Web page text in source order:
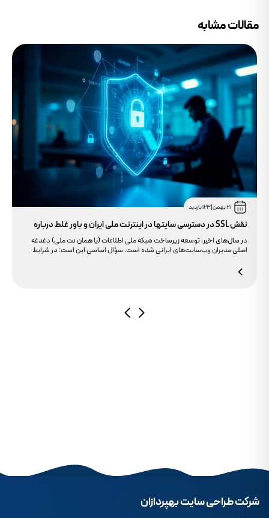
مقالات مشابه
21 بهمن |123 بازدید
نقش SSL در دسترسی سایتها در اینترنت ملی ایران و باور غلط درباره
دامنه های IR
در سال‌های اخیر، توسعه زیرساخت شبکه ملی اطلاعات (یا همان نت ملی) دغدغه
اصلی مدیران وب‌سایت‌های ایرانی شده است. سؤال اساسی این است: در شرایط
شرکت طراحی سایت بهپردازان